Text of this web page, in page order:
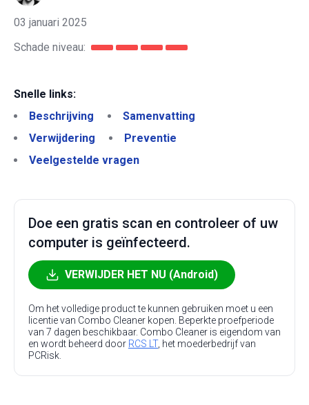
03 januari 2025
Schade niveau:
Snelle links:
Beschrijving
Samenvatting
Verwijdering
Preventie
Veelgestelde vragen
Doe een gratis scan en controleer of uw
computer is geïnfecteerd.
VERWIJDER HET NU (Android)
Om het volledige product te kunnen gebruiken moet u een
licentie van Combo Cleaner kopen. Beperkte proefperiode
van 7 dagen beschikbaar. Combo Cleaner is eigendom van
en wordt beheerd door RCS LT, het moederbedrijf van
PCRisk.